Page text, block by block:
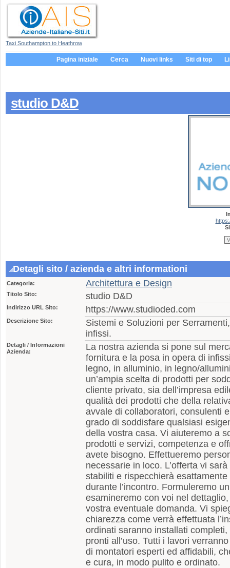
Taxi Southampton to Heathrow
Pagina iniziale Cerca Nuovi links Siti di top
studio D&D
Detagli sito / azienda e altri informationi
Categoria: Architettura e Design
Titolo Sito: studio D&D
Indirizzo URL Sito: https://www.studioded.com
Descrizione Sito:
Sistemi e Soluzioni per
infissi.
Detagli / Informazioni
Azienda:
La nostra azienda si pone sul
fornitura e la posa in opera di
legno, in alluminio, in legno/
un’ampia scelta di prodotti per
cliente privato, sia dell’impresa
qualità dei prodotti che della
avvale di collaboratori, consulenti
grado di soddisfare qualsiasi
della vostra casa. Vi aiuteremo a
prodotti e servizi, competenza e
avete bisogno. Effettueremo
necessarie in loco. L’offerta vi
stabiliti e rispecchierà
durante l’incontro. Formuleremo
esamineremo con voi nel
vostra eventuale domanda. Vi
chiarezza come verrà effettuata
ordinati saranno installati
pronti all’uso. Tutti i lavori
di montatori esperti ed affidabili,
e cura, in modo pulito e ordinato.